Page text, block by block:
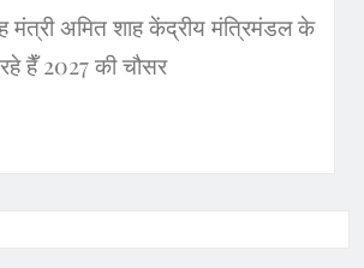
मंत्री अमित शाह केंद्रीय मंत्रिमंडल के
हैँ 2027 की चौसर